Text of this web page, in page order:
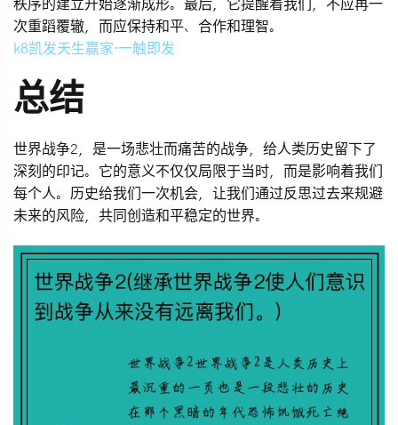
秩序的建立开始逐渐成形。最后，它提醒着我们，不应再一
次重蹈覆辙，而应保持和平、合作和理智。
k8凯发天生赢家·一触即发
总结
世界战争2，是一场悲壮而痛苦的战争，给人类历史留下了
深刻的印记。它的意义不仅仅局限于当时，而是影响着我们
每个人。历史给我们一次机会，让我们通过反思过去来规避
未来的风险，共同创造和平稳定的世界。